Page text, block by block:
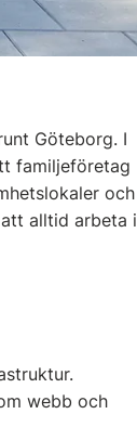
Göteborg. I
familjeföretag
och
alltid arbeta i
webb och